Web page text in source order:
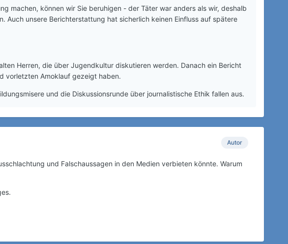
machen, können wir Sie beruhigen - der Täter war anders als wir, deshalb
Auch unsere Berichterstattung hat sicherlich keinen Einfluss auf spätere
Herren, die über Jugendkultur diskutieren werden. Danach ein Bericht
vorletzten Amoklauf gezeigt haben.
und die Diskussionsrunde über journalistische Ethik fallen aus.
Autor
und Falschaussagen in den Medien verbieten könnte. Warum